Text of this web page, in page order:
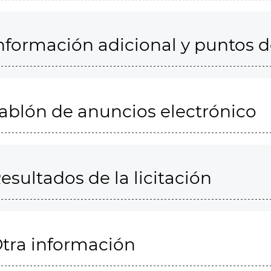
adicional y puntos
de anuncios electrónico
de la licitación
información